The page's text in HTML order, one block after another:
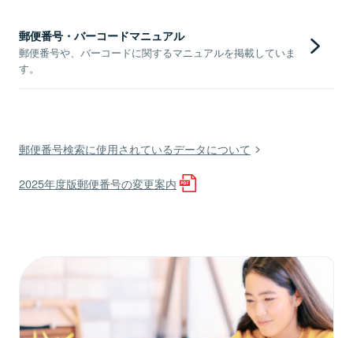
郵便番号・バーコードマニュアル
郵便番号や、バーコードに関するマニュアルを掲載していま
す。
郵便番号検索に使用されているデータについて
2025年度版郵便番号の変更案内